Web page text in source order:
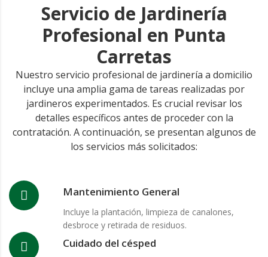
Servicio de Jardinería
Profesional en Punta
Carretas
Nuestro servicio profesional de jardinería a domicilio
incluye una amplia gama de tareas realizadas por
jardineros experimentados. Es crucial revisar los
detalles específicos antes de proceder con la
contratación. A continuación, se presentan algunos de
los servicios más solicitados:
Mantenimiento General
Incluye la plantación, limpieza de canalones,
desbroce y retirada de residuos.
Cuidado del césped